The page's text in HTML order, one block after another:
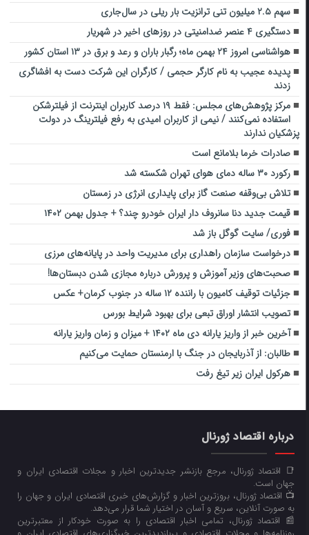
سهم ۲.۵ میلیون تنی ترانزیت بار ریلی در سال‌جاری
دستگیری ۴ عنصر ضدامنیتی در روزهای اخیر در شهریار
هواشناسی امروز ۲۴ بهمن ماه؛ رگبار باران و رعد و برق در ۱۳ استان کشور
پدیده عجیب به نام کارگر حجمی / کارگران این شرکت دست به افشاگری
زدند
مرکز پژوهش‌های مجلس: فقط ۱۹ درصد کاربران اینترنت از فیلترشکن
استفاده نمی‌کنند / نیمی از کاربران امیدی به رفع فیلترینگ در دولت
پزشکیان ندارند
صادرات خرما بلامانع است
رکورد ۳۰ ساله دمای هوای تهران شکسته شد
تلاش بی‌وقفه صنعت گاز برای پایداری انرژی در زمستان
قیمت جدید دنا سانروف دار ایران خودرو چند؟ + جدول بهمن ۱۴۰۲
فوری/ سایت گوگل باز شد
درخواست سازمان راهداری برای مدیریت واحد در پایانه‌های مرزی
صحبت‌های وزیر آموزش و پرورش درباره مجازی شدن دبستان‌ها!
جزئیات توقیف کامیون با راننده ۱۲ ساله در جنوب کرمان+ عکس
تصویب انتشار اوراق تبعی برای بهبود شرایط بورس
آخرین خبر از واریز یارانه دی ماه ۱۴۰۲ + میزان و زمان واریز یارانه
طالبان: از آذربایجان در جنگ با ارمنستان حمایت می‌کنیم
هرکول ایران زیر تیغ رفت
درباره اقتصاد ژورنال
📑 اقتصاد ژورنال، مرجع بازنشر جدیدترین اخبار و مجلات اقتصادی ایران و
جهان است.
📺 اقتصاد ژورنال، بروزترین اخبار و گزارش‌های خبری اقتصادی ایران و جهان را
به صورت آنلاین، سریع و آسان در اختیار شما قرار می‌‌دهد.
📰 اقتصاد ژورنال، تمامی اخبار اقتصادی را به صورت خودکار از معتبرترین